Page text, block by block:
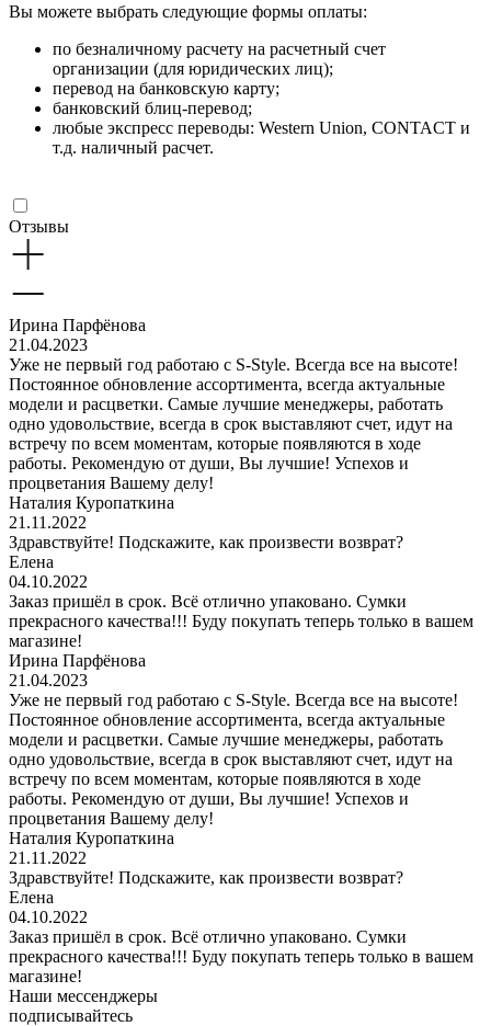
Вы можете выбрать следующие формы оплаты:
по безналичному расчету на расчетный счет
организации (для юридических лиц);
перевод на банковскую карту;
банковский блиц-перевод;
любые экспресс переводы: Western Union, CONTACT и
т.д. наличный расчет.
Отзывы
Ирина Парфёнова
21.04.2023
Уже не первый год работаю с S-Style. Всегда все на высоте!
Постоянное обновление ассортимента, всегда актуальные
модели и расцветки. Самые лучшие менеджеры, работать
одно удовольствие, всегда в срок выставляют счет, идут на
встречу по всем моментам, которые появляются в ходе
работы. Рекомендую от души, Вы лучшие! Успехов и
процветания Вашему делу!
Наталия Куропаткина
21.11.2022
Здравствуйте! Подскажите, как произвести возврат?
Елена
04.10.2022
Заказ пришёл в срок. Всё отлично упаковано. Сумки
прекрасного качества!!! Буду покупать теперь только в вашем
магазине!
Ирина Парфёнова
21.04.2023
Уже не первый год работаю с S-Style. Всегда все на высоте!
Постоянное обновление ассортимента, всегда актуальные
модели и расцветки. Самые лучшие менеджеры, работать
одно удовольствие, всегда в срок выставляют счет, идут на
встречу по всем моментам, которые появляются в ходе
работы. Рекомендую от души, Вы лучшие! Успехов и
процветания Вашему делу!
Наталия Куропаткина
21.11.2022
Здравствуйте! Подскажите, как произвести возврат?
Елена
04.10.2022
Заказ пришёл в срок. Всё отлично упаковано. Сумки
прекрасного качества!!! Буду покупать теперь только в вашем
магазине!
Наши мессенджеры
подписывайтесь